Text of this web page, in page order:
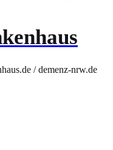
/ demenz-nrw.de